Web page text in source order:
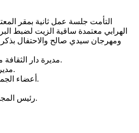
التأمت جلسة عمل ثانية بمقر
الهرابي معتمدة ساقية الزيت لضبط
ومهرجان سيدي صالح والاحتفال
مديرة دار الثقافة محمد خماخم ساقية الزيت.
مدير دار الشباب ساقية الزيت.
أعضاء الجمعية الثقافية ناعورة الإبداع.
رئيس المجلس المحلي بساقية الزيت.